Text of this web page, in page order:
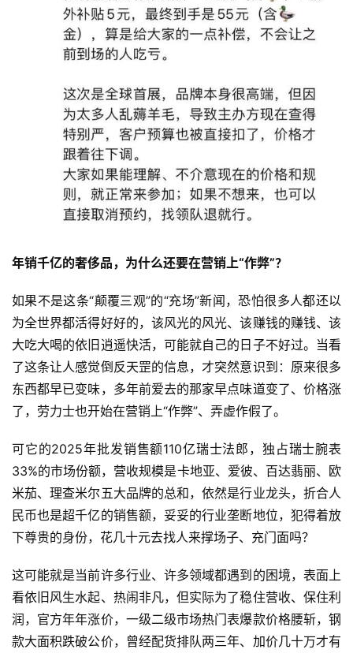
首
页
快
公
司
年销千亿的奢侈品，为什么还要在营销上“作弊”？
如果不是这条“颠覆三观”的“充场”新闻，恐怕很多人都还以
为全世界都活得好好的，该风光的风光、该赚钱的赚钱、该
大吃大喝的依旧逍遥快活，可能就自己的日子不好过。当看
了这条让人感觉倒反天罡的信息，才突然意识到：原来很多
东西都早已变味，多年前爱去的那家早点味道变了、价格涨
了，劳力士也开始在营销上“作弊”、弄虚作假了。
可它的2025年批发销售额110亿瑞士法郎，独占瑞士腕表
33%的市场份额，营收规模是卡地亚、爱彼、百达翡丽、欧
米茄、理查米尔五大品牌的总和，依然是行业龙头，折合人
民币也是超千亿的销售额，妥妥的行业垄断地位，犯得着放
下尊贵的身份，花几十元去找人来撑场子、充门面吗？
这可能就是当前许多行业、许多领域都遇到的困境，表面上
看依旧风生水起、热闹非凡，但实际为了稳住营收、保住利
润，官方年年涨价，一级二级市场热门表爆款价格腰斩，钢
款大面积跌破公价，曾经配货排队两三年、加价几十万才有